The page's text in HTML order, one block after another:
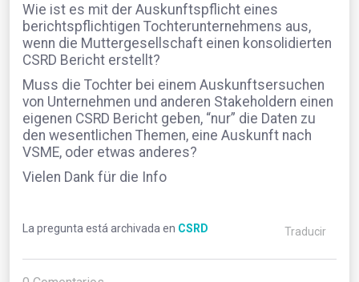
Wie ist es mit der Auskunftspflicht eines
berichtspflichtigen Tochterunternehmens aus,
wenn die Muttergesellschaft einen konsolidierten
CSRD Bericht erstellt?
Muss die Tochter bei einem Auskunftsersuchen
von Unternehmen und anderen Stakeholdern einen
eigenen CSRD Bericht geben, “nur” die Daten zu
den wesentlichen Themen, eine Auskunft nach
VSME, oder etwas anderes?
Vielen Dank für die Info
La pregunta está archivada en CSRD Traducir